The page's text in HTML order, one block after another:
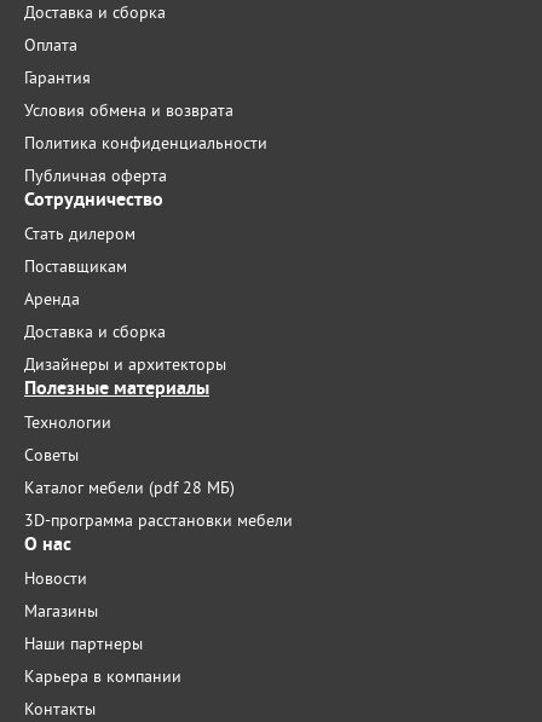
Доставка и сборка
Оплата
Гарантия
Условия обмена и возврата
Политика конфиденциальности
Публичная оферта
Сотрудничество
Стать дилером
Поставщикам
Аренда
Доставка и сборка
Дизайнеры и архитекторы
Полезные материалы
Технологии
Советы
Каталог мебели (pdf 28 МБ)
3D-программа расстановки мебели
О нас
Новости
Магазины
Наши партнеры
Карьера в компании
Контакты